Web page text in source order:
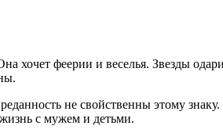
феерии и веселья. Звезды
не свойственны этому
с мужем и детьми.